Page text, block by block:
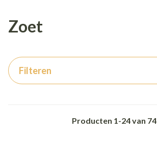
Zoet
Filteren
Producten 1-24van 74